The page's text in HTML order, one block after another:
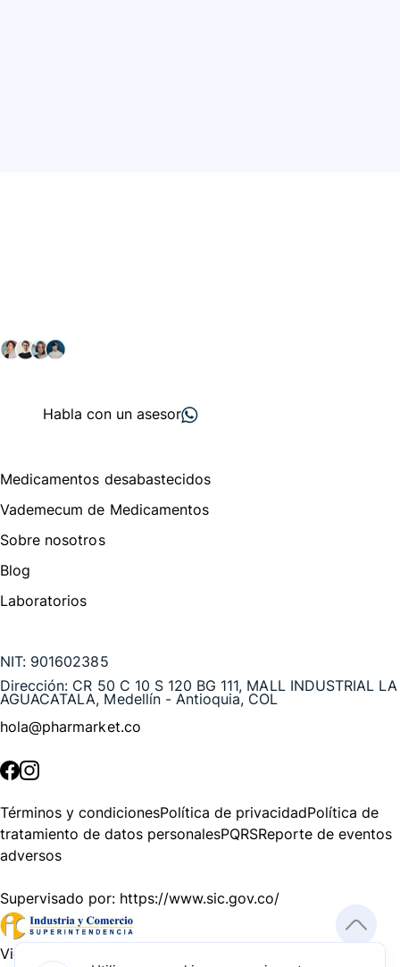
Habla con un asesor
Medicamentos desabastecidos
Vademecum de Medicamentos
Sobre nosotros
Blog
Laboratorios
NIT: 901602385
Dirección: CR 50 C 10 S 120 BG 111, MALL INDUSTRIAL LA
AGUACATALA, Medellín - Antioquia, COL
hola@pharmarket.co
Términos y condicionesPolítica de privacidadPolítica de
tratamiento de datos personalesPQRSReporte de eventos
adversos
Supervisado por: https://www.sic.gov.co/
Vigilado por: